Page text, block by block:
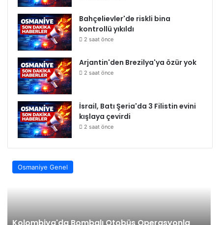
Bahçelievler'de riskli bina
kontrollü yıkıldı
2 saat önce
Arjantin'den Brezilya'ya özür yok
2 saat önce
İsrail, Batı Şeria'da 3 Filistin evini
kışlaya çevirdi
2 saat önce
Osmaniye Genel